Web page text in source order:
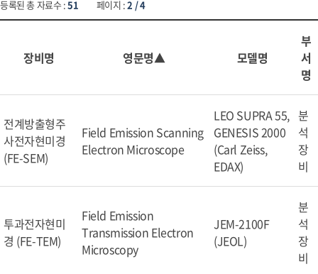
등록된 총 자료수 :51 페이지 :2 / 4
장비명 영문명▲ 모델명
부
서
명
전계방출형주
사전자현미경
(FE-SEM)
Field Emission Scanning
Electron Microscope
LEO SUPRA 55,
GENESIS 2000
(Carl Zeiss,
EDAX)
분
석
장
비
투과전자현미
경 (FE-TEM)
Field Emission
Transmission Electron
Microscopy
JEM-2100F
(JEOL)
분
석
장
비